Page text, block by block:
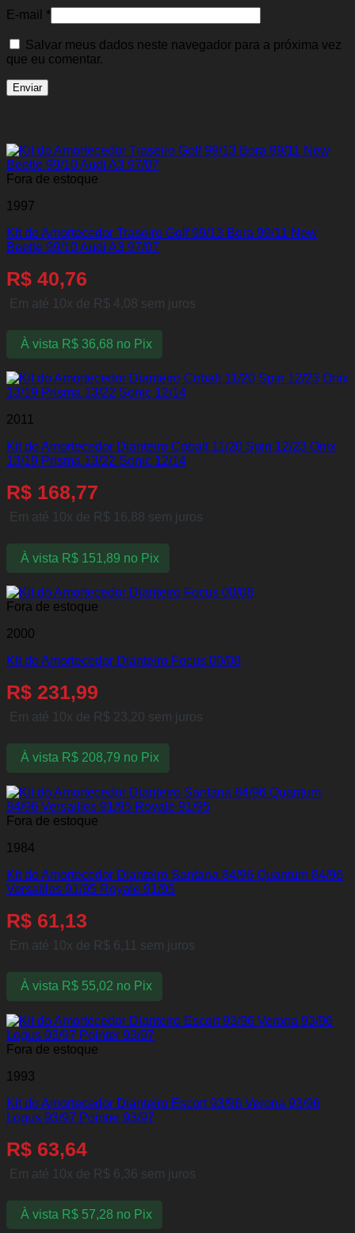
E-mail *
Salvar meus dados neste navegador para a próxima vez
que eu comentar.
Fora de estoque
1997
Kit do Amortecedor Traseiro Golf 99/13 Bora 99/11 New
Beetle 99/10 Audi A3 97/07
R$ 40,76
Em até 10x de R$ 4,08 sem juros
À vista R$36,68 no Pix
2011
Kit do Amortecedor Dianteiro Cobalt 11/20 Spin 12/23 Onix
13/19 Prisma 13/22 Sonic 12/14
R$ 168,77
Em até 10x de R$ 16,88 sem juros
À vista R$151,89 no Pix
Fora de estoque
2000
Kit do Amortecedor Dianteiro Focus 00/08
R$ 231,99
Em até 10x de R$ 23,20 sem juros
À vista R$208,79 no Pix
Fora de estoque
1984
Kit do Amortecedor Dianteiro Santana 84/96 Quantum 84/96
Versailles 91/95 Royale 91/95
R$ 61,13
Em até 10x de R$ 6,11 sem juros
À vista R$55,02 no Pix
Fora de estoque
1993
Kit do Amortecedor Dianteiro Escort 93/96 Verona 93/96
Logus 93/97 Pointer 93/97
R$ 63,64
Em até 10x de R$ 6,36 sem juros
À vista R$57,28 no Pix